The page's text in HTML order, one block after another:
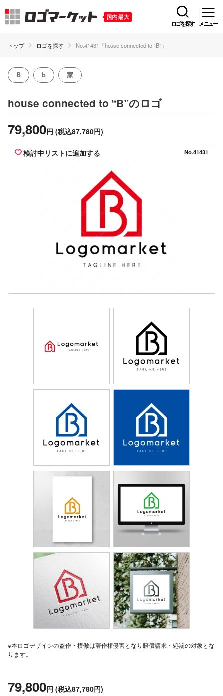
ロゴを探す メニュー
トップ ロゴを探す No.41431「house connected to “B”」
B b 家
house connected to “B”のロゴ
79,800円 (税込87,780円)
検討中リストに追加する No.41431
※本ロゴデザインの盗作・模倣は著作権侵害となり賠償請求・処罰の対象とな
ります。
79,800円 (税込87,780円)